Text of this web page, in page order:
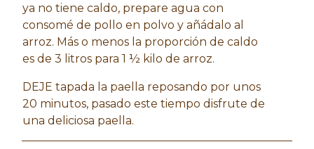
ya no tiene caldo, prepare agua con
consomé de pollo en polvo y añádalo al
arroz. Más o menos la proporción de caldo
es de 3 litros para 1 ½ kilo de arroz.
DEJE tapada la paella reposando por unos
20 minutos, pasado este tiempo disfrute de
una deliciosa paella.